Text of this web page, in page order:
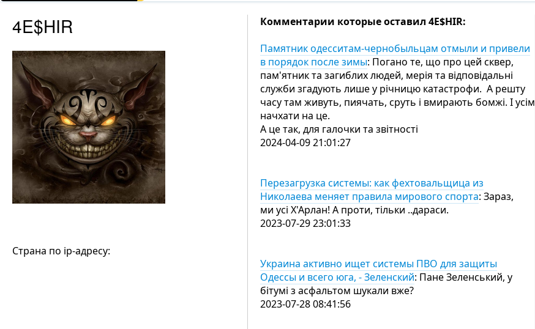
4E$HIR
Страна по ip-адресу:
Комментарии которые оставил 4E$HIR:
Памятник одесситам-чернобыльцам отмыли и привели
в порядок после зимы: Погано те, що про цей сквер,
пам'ятник та загиблих людей, мерія та відповідальні
служби згадують лише у річницю катастрофи. А решту
часу там живуть, пиячать, сруть і вмирають бомжі. І усім
начхати на це.
А це так, для галочки та звітності
2024-04-09 21:01:27
Перезагрузка системы: как фехтовальщица из
Николаева меняет правила мирового спорта: Зараз,
ми усі Х'Арлан! А проти, тільки ..дараси.
2023-07-29 23:01:33
Украина активно ищет системы ПВО для защиты
Одессы и всего юга, - Зеленский: Пане Зеленський, у
бітумі з асфальтом шукали вже?
2023-07-28 08:41:56